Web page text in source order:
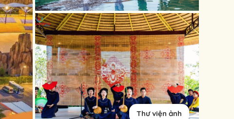
Thư viện ảnh